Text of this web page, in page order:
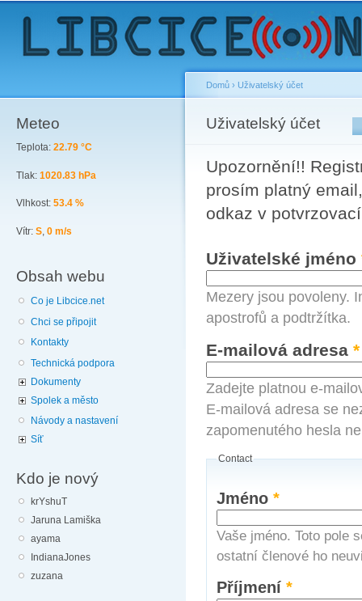
Meteo
Teplota: 22.79 °C
Tlak: 1020.83 hPa
Vlhkost: 53.4 %
Vítr: S, 0 m/s
Obsah webu
Co je Libcice.net
Chci se připojit
Kontakty
Technická podpora
Dokumenty
Spolek a město
Návody a nastavení
Síť
Kdo je nový
krYshuT
Jaruna Lamiška
ayama
IndianaJones
zuzana
You are here
Domů › Uživatelský účet
Uživatelský účet
Primary tabs
Upozornění!!
prosím platný
odkaz v
Uživatelské jméno
Mezery jsou povoleny.
apostrofů a podtržítka.
E-mailová adresa *
Zadejte platnou e-
E-mailová adresa se
zapomenutého hesla
Contact
Jméno*
Vaše jméno. Toto pole
ostatní členové ho
Příjmení*